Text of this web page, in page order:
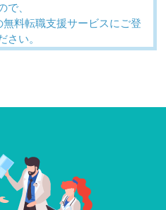
で、
料転職支援サービスにご登
さい。